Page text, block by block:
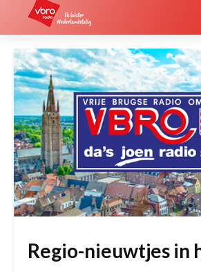
Regio-nieuwtjes in